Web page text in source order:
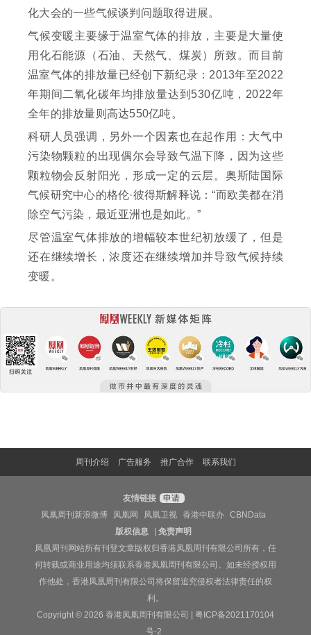
化大会的一些气候谈判问题取得进展。
气候变暖主要缘于温室气体的排放，主要是大量使
用化石能源（石油、天然气、煤炭）所致。而目前
温室气体的排放量已经创下新纪录：2013年至2022
年期间二氧化碳年均排放量达到530亿吨，2022年
全年的排放量则高达550亿吨。
科研人员强调，另外一个因素也在起作用：大气中
污染物颗粒的出现偶尔会导致气温下降，因为这些
颗粒物会反射阳光，形成一定的云层。奥斯陆国际
气候研究中心的格伦·彼得斯解释说：“而欧美都在消
除空气污染，最近亚洲也是如此。”
尽管温室气体排放的增幅较本世纪初放缓了，但是
还在继续增长，浓度还在继续增加并导致气候持续
变暖。
周刊介绍 广告服务 推广合作 联系我们
友情链接 申请
凤凰周刊新浪微博
凤凰网 凤凰卫视 香港中联办
CBNData
版权信息
|免责声明
凤凰周刊网站所有刊登文章版权归香港凤凰周刊有限公司所有，任
何转载或商业用途均须联系香港凤凰周刊有限公司。如未经授权用
作他处，香港凤凰周刊有限公司将保留追究侵权者法律责任的权
利。
Copyright © 2026 香港凤凰周刊有限公司 | 粤ICP备2021170104
号-2